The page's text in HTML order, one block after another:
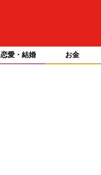
恋愛・結婚 お金